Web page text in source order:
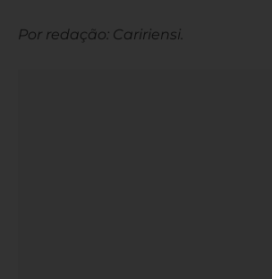
Por redação: Caririensi.